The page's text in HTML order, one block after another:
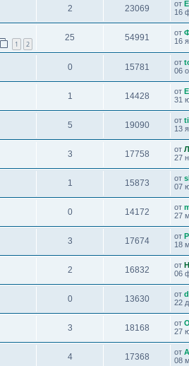
2 23069 от
16
1 2
25 54991 от
16
0 15781 от
06
1 14428 от
31
5 19090 от
13
3 17758 от
27
1 15873 от
07
0 14172 от
27
3 17674 от
18
2 16832 от
06
0 13630 от
22
3 18168 от
27
4 17368 от
08